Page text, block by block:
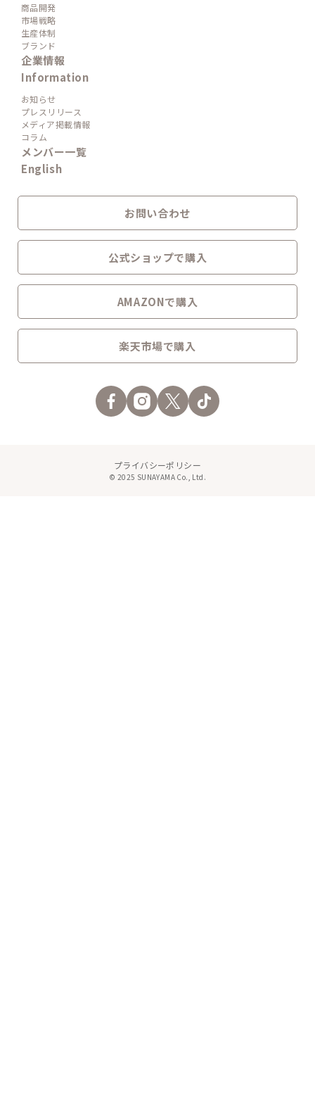
商品開発
市場戦略
生産体制
ブランド
企業情報
Information
お知らせ
プレスリリース
メディア掲載情報
コラム
メンバー一覧
English
お問い合わせ
公式ショップで購入
AMAZONで購入
楽天市場で購入
© 2025 SUNAYAMA Co., Ltd.
プライバシーポリシー